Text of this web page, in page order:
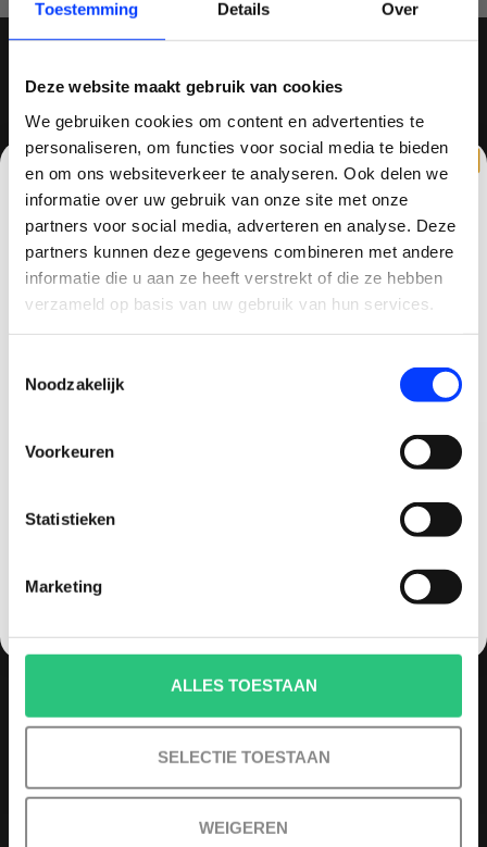
Toestemming Details Over
Deze website maakt gebruik van cookies
We gebruiken cookies om content en advertenties te
personaliseren, om functies voor social media te bieden
en om ons websiteverkeer te analyseren. Ook delen we
informatie over uw gebruik van onze site met onze
partners voor social media, adverteren en analyse. Deze
partners kunnen deze gegevens combineren met andere
informatie die u aan ze heeft verstrekt of die ze hebben
verzameld op basis van uw gebruik van hun services.
Noodzakelijk
Voorkeuren
Statistieken
Marketing
ALLES TOESTAAN
SELECTIE TOESTAAN
WEIGEREN
MELD JE AAN VOOR ONZE NIEUWSBRIEF
QUADCOPTER-SHOP
Contactgegevens
Haagsittarderweg 27
REVIEWS
/
CLAIM KORTING OP JE EERSTE
BESTELLING!